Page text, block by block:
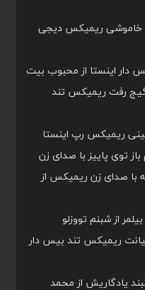
ک خاموشی ریمیکس دیجی
دار اینستا از محبوب بیت
گیج رفت ریمیکس تند
ریمیکس رپ اینستا
توی پاییز با صدای زن
با صدای زن ریمیکس از
از شبنم تووزلو
ریمیکس تند بیس دار
یادگاریش از محمد